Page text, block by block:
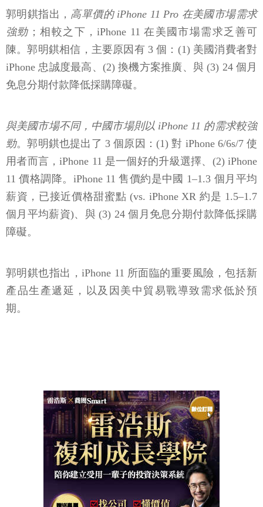
郭明錤指出， 高單價的 iPhone 11 Pro 在美國市場需求
強勁 ；相較之下，iPhone 11 在美國市場需求乏善可
陳。郭明錤相信，主要原因有 3 個：(1) 美國消費者對
iPhone 忠誠度最高、(2) 換機方案推廣、與 (3) 24 個月
免息分期付款降低採購障礙。
與美國市場不同，中國市場則以 iPhone 11 的需求較強
勁。郭明錤也提出了 3 個原因：(1) 對 iPhone 6/6s/7 使
用者而言，iPhone 11 是一個好的升級選擇、(2) iPhone
11 價格調降。iPhone 11 售價約是中國 1–1.3 個月平均
薪資，已接近價格甜蜜點 (vs. iPhone XR 約是 1.5–1.7
個月平均薪資)、與 (3) 24 個月免息分期付款降低採購
障礙。
郭明錤也指出，iPhone 11 所面臨的重要風險，包括新
產品生產遞延，以及因美中貿易戰導致需求低於預
期。